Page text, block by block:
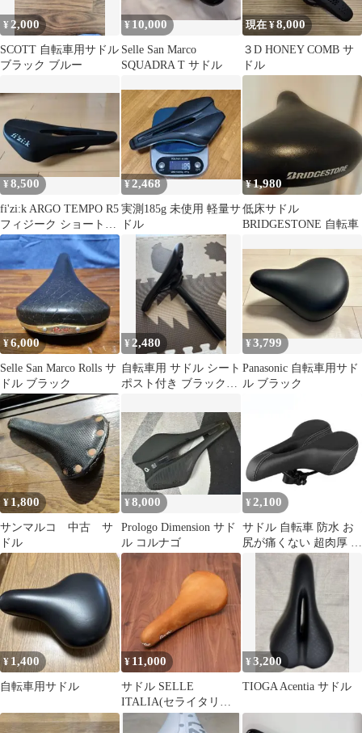
¥ 2,000
SCOTT 自転車用サドル
ブラック ブルー
¥10,000
Selle San Marco
SQUADRA T サドル
現在 ¥8,000
３D HONEY COMB サ
ドル
¥8,500
fi'zi:k ARGO TEMPO R5
フィジーク ショートノ
ーズサドル
¥2,468
実測185g 未使用 軽量サ
ドル
¥1,980
低床サドル
BRIDGESTONE 自転車
¥6,000
Selle San Marco Rolls サ
ドル ブラック
¥ 2,480
自転車用 サドル シート
ポスト付き ブラック
¥3,799
Panasonic 自転車用サド
ル ブラック
¥ 1,800
サンマルコ 中古 サ
ドル
¥8,000
Prologo Dimension サド
ル コルナゴ
¥ 2,100
サドル 自転車 防水 お
尻が痛くない 超肉厚 穴
あき サドル スポーツサ
¥ 1,400
自転車用サドル
¥ 11,000
サドル SELLE
ITALIA(セライタリア)
TURBO 1980 FeC
¥3,200
TIOGA Acentia サドル